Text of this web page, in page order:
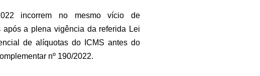
incorrem no mesmo vício de
a plena vigência da referida Lei
de alíquotas do ICMS antes do
nº 190/2022.